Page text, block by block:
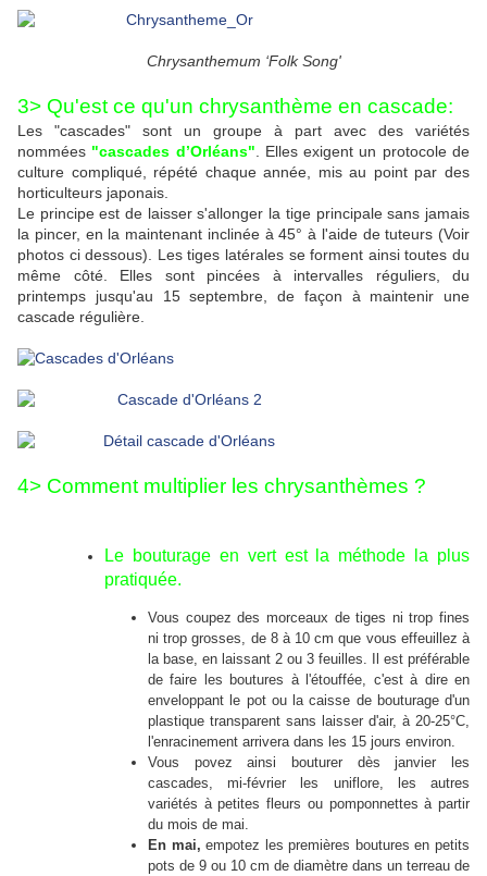
Chrysanthemum ‘Folk Song'
3> Qu'est ce qu'un chrysanthème en cascade:
Les "cascades" sont un groupe à part avec des variétés
nommées "cascades d’Orléans" . Elles exigent un protocole de
culture compliqué, répété chaque année, mis au point par des
horticulteurs japonais.
Le principe est de laisser s'allonger la tige principale sans jamais
la pincer, en la maintenant inclinée à 45° à l'aide de tuteurs (Voir
photos ci dessous). Les tiges latérales se forment ainsi toutes du
même côté. Elles sont pincées à intervalles réguliers, du
printemps jusqu'au 15 septembre, de façon à maintenir une
cascade régulière.
4> Comment multiplier les chrysanthèmes ?
Le bouturage en vertest la méthode la plus
pratiquée.
Vous coupez des morceaux de tiges ni trop fines
ni trop grosses, de 8 à 10 cm que vous effeuillez à
la base, en laissant 2 ou 3 feuilles. Il est préférable
de faire les boutures à l'étouffée, c'est à dire en
enveloppant le pot ou la caisse de bouturage d'un
plastique transparent sans laisser d'air, à 20-25°C,
l'enracinement arrivera dans les 15 jours environ.
Vous povez ainsi bouturer dès janvier les
cascades, mi-février les uniflore, les autres
variétés à petites fleurs ou pomponnettes à partir
du mois de mai.
En mai, empotez les premières boutures en petits
pots de 9 ou 10 cm de diamètre dans un terreau de